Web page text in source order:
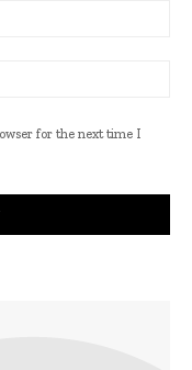
for the next time I